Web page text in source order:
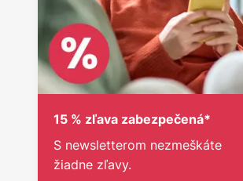
15 % zľava zabezpečená*
S newsletterom nezmeškáte
žiadne zľavy.